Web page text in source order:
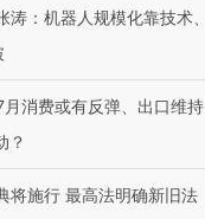
涛：机器人规模化靠技术、
月消费或有反弹、出口维持
？
将施行 最高法明确新旧法